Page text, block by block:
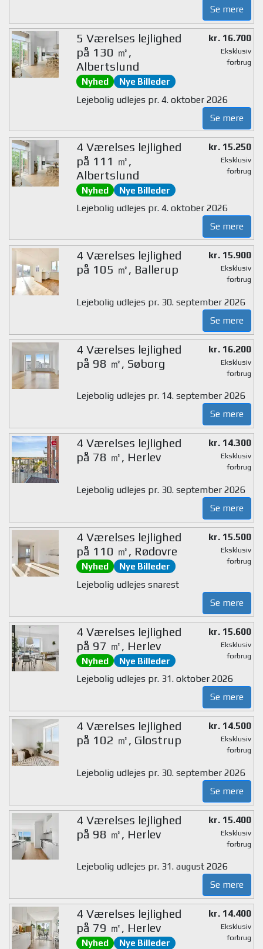
Se mere
5 Værelses lejlighed
på 130 ㎡,
Albertslund
Nyhed Nye Billeder
kr. 16.700
Eksklusiv
forbrug
Lejebolig udlejes pr. 4. oktober 2026
Se mere
4 Værelses lejlighed
på 111 ㎡,
Albertslund
Nyhed Nye Billeder
kr. 15.250
Eksklusiv
forbrug
Lejebolig udlejes pr. 4. oktober 2026
Se mere
4 Værelses lejlighed
på 105 ㎡, Ballerup
kr. 15.900
Eksklusiv
forbrug
Lejebolig udlejes pr. 30. september 2026
Se mere
4 Værelses lejlighed
på 98 ㎡, Søborg
kr. 16.200
Eksklusiv
forbrug
Lejebolig udlejes pr. 14. september 2026
Se mere
4 Værelses lejlighed
på 78 ㎡, Herlev
kr. 14.300
Eksklusiv
forbrug
Lejebolig udlejes pr. 30. september 2026
Se mere
4 Værelses lejlighed
på 110 ㎡, Rødovre
Nyhed Nye Billeder
kr. 15.500
Eksklusiv
forbrug
Lejebolig udlejes snarest
Se mere
4 Værelses lejlighed
på 97 ㎡, Herlev
Nyhed Nye Billeder
kr. 15.600
Eksklusiv
forbrug
Lejebolig udlejes pr. 31. oktober 2026
Se mere
4 Værelses lejlighed
på 102 ㎡, Glostrup
kr. 14.500
Eksklusiv
forbrug
Lejebolig udlejes pr. 30. september 2026
Se mere
4 Værelses lejlighed
på 98 ㎡, Herlev
kr. 15.400
Eksklusiv
forbrug
Lejebolig udlejes pr. 31. august 2026
Se mere
4 Værelses lejlighed
på 79 ㎡, Herlev
Nyhed Nye Billeder
kr. 14.400
Eksklusiv
forbrug